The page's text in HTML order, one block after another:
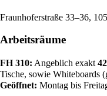
Fraunhoferstraße 33–36,
Arbeitsräume
FH 310: Angeblich exakt
Tische, sowie Whiteboards
Geöffnet: Montag bis